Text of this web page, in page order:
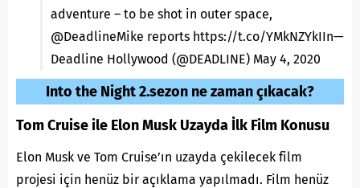
adventure – to be shot in outer space,
@DeadlineMike reports https://t.co/YMkNZYkIIn—
Deadline Hollywood (@DEADLINE) May 4, 2020
Into the Night 2.sezon ne zaman çıkacak?
Tom Cruise ile Elon Musk Uzayda İlk Film Konusu
Elon Musk ve Tom Cruise’ın uzayda çekilecek film
projesi için henüz bir açıklama yapılmadı. Film henüz